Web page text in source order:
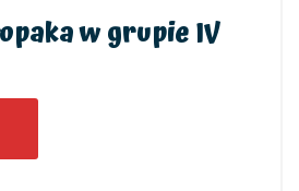
w grupie IV